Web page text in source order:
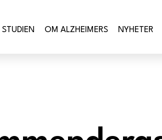
OM ALZHEIMERS NYHETER